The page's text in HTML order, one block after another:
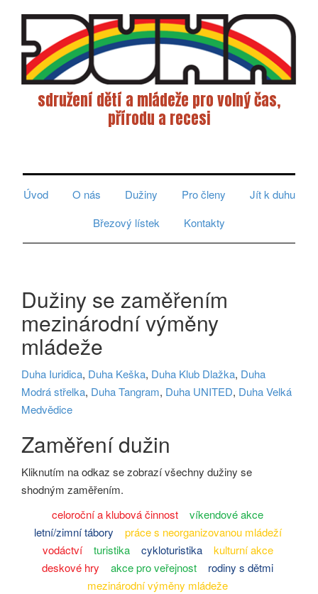
sdružení dětí a mládeže pro volný čas,
přírodu a recesi
Úvod
O nás Dužiny Pro členy
Jít k duhu
Březový lístek
Kontakty
Dužiny se zaměřením
mezinárodní výměny
mládeže
Duha Iuridica, Duha Keška, Duha Klub Dlažka, Duha
Modrá střelka, Duha Tangram, Duha UNITED, Duha Velká
Medvědice
Zaměření dužin
Kliknutím na odkaz se zobrazí všechny dužiny se
shodným zaměřením.
celoroční a klubová činnost
víkendové akce
letní/zimní tábory
práce s neorganizovanou mládeží
vodáctví
turistika cykloturistika
kulturní akce
deskové hry
akce pro veřejnost
rodiny s dětmi
mezinárodní výměny mládeže